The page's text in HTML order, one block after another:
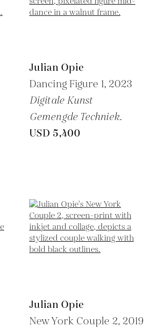
Julian Opie
Dancing Figure 1, 2023
Digitale Kunst
Gemengde Techniek.
USD 5,400
Julian Opie
New York Couple 2, 2019